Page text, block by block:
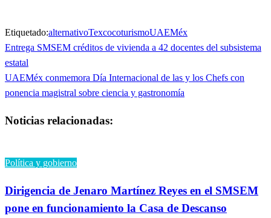
Etiquetado:alternativoTexcocoturismoUAEMéx
Navegación
de
entradas
Entrada
anterior
Entrega SMSEM créditos de vivienda a 42 docentes del subsistema
estatal
Entrada
siguiente
UAEMéx conmemora Día Internacional de las y los Chefs con
ponencia magistral sobre ciencia y gastronomía
Noticias relacionadas:
Política y gobierno
Dirigencia de Jenaro Martínez Reyes en el SMSEM
pone en funcionamiento la Casa de Descanso